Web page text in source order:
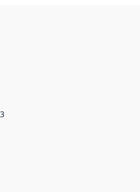
først blei utgitt. Det kan ha